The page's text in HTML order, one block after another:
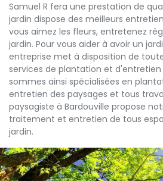
Samuel R fera une prestation de
jardin dispose des meilleurs
vous aimez les fleurs, entretenez
jardin. Pour vous aider à avoir un
entreprise met à disposition de
services de plantation et d'entretien
sommes ainsi spécialisées en
entretien des paysages et tous
paysagiste à Bardouville propose
traitement et entretien de tous
jardin.